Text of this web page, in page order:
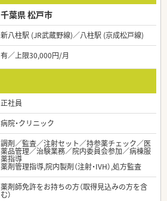
千葉県 松戸市
新八柱駅 (JR武蔵野線)／八柱駅 (京成松戸線)
有／上限30,000円/月
正社員
病院・クリニック
調剤／監査／注射セット／持参薬チェック／医
薬品管理／治験業務／院内委員会参加／病棟服
薬指導
薬剤管理指導,院内製剤（注射・IVH）,処方監査
薬剤師免許をお持ちの方（取得見込みの方を含
む）